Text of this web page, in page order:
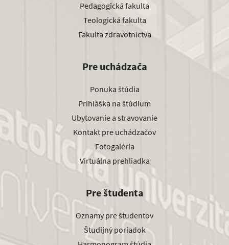
Pedagogická fakulta
Teologická fakulta
Fakulta zdravotníctva
Pre uchádzača
Ponuka štúdia
Prihláška na štúdium
Ubytovanie a stravovanie
Kontakt pre uchádzačov
Fotogaléria
Virtuálna prehliadka
Pre študenta
Oznamy pre študentov
Študijný poriadok